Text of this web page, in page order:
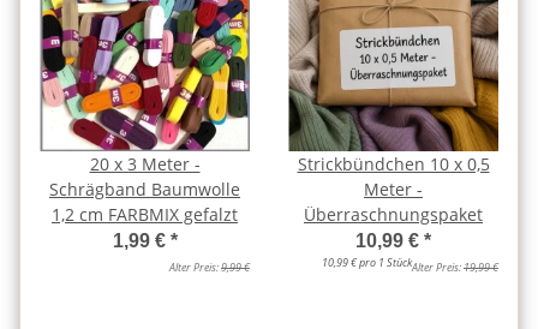
20 x 3 Meter -
Schrägband Baumwolle
1,2 cm FARBMIX gefalzt
1,99 € *
Alter Preis:9,99 €
Strickbündchen 10 x 0,5
Meter -
Überraschnungspaket
10,99 € *
10,99 € pro 1 StückAlter Preis:19,99 €